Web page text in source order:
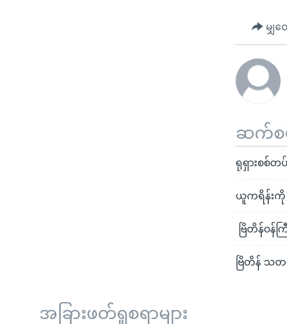
မျှဝေ
ဆက်စပ်
ရုရှားစစ်
ယူကရိန်းကို
ဗြိတိန်ဝန်
ဗြိတိန် သတ
အခြားဖတ်ရှုစရာများ